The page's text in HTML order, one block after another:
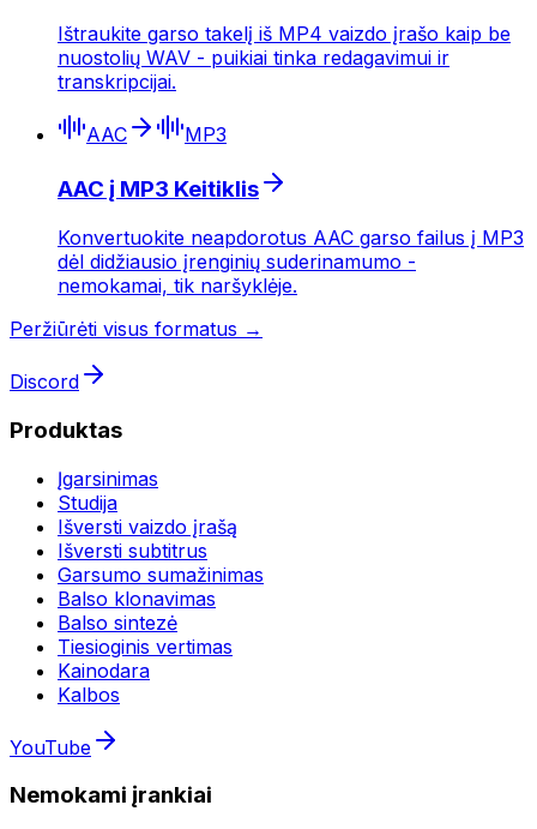
Ištraukite garso takelį iš MP4 vaizdo įrašo kaip be
nuostolių WAV - puikiai tinka redagavimui ir
transkripcijai.
AAC MP3
AAC į MP3 Keitiklis
Konvertuokite neapdorotus AAC garso failus į MP3
dėl didžiausio įrenginių suderinamumo -
nemokamai, tik naršyklėje.
Peržiūrėti visus formatus →
Discord
Produktas
Įgarsinimas
Studija
Išversti vaizdo įrašą
Išversti subtitrus
Garsumo sumažinimas
Balso klonavimas
Balso sintezė
Tiesioginis vertimas
Kainodara
Kalbos
YouTube
Nemokami įrankiai